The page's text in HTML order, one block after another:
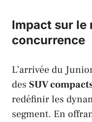
Impact sur le
concurrence
L’arrivée du
des SUV
redéfinir les
segment. En